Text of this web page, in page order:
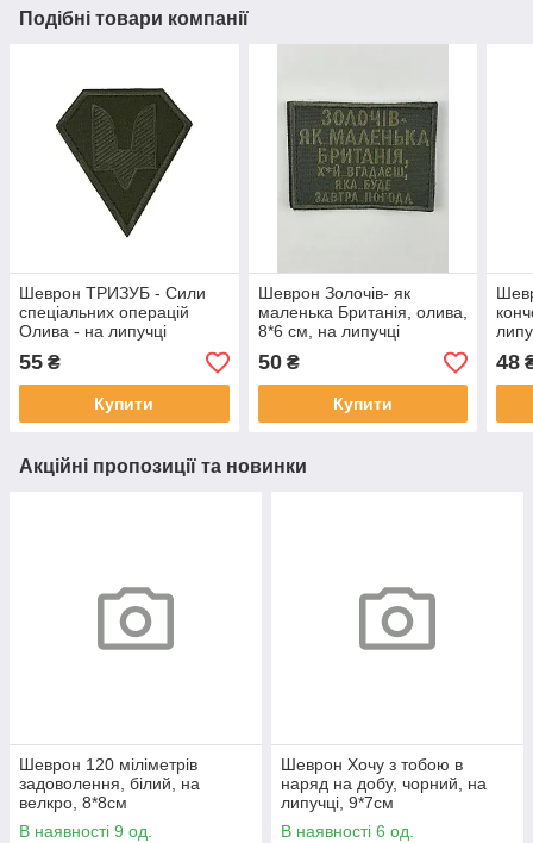
Подібні товари компанії
Шеврон ТРИЗУБ - Сили
спеціальних операцій
Олива - на липучці
8х7,5см
55 ₴
Купити
Шеврон Золочів- як
маленька Британія, олива,
8*6 см, на липучці
50₴
Купити
48
Акційні пропозиції та новинки
Шеврон 120 міліметрів
задоволення, білий, на
велкро, 8*8см
В наявності 9 од.
Шеврон Хочу з тобою в
наряд на добу, чорний, на
липучці, 9*7см
В наявності 6 од.